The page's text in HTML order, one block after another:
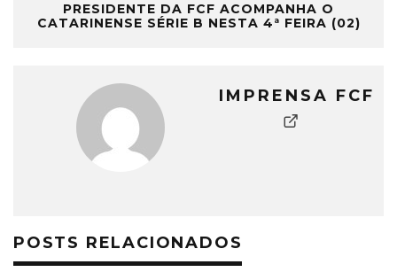
PRESIDENTE DA FCF ACOMPANHA O
CATARINENSE SÉRIE B NESTA 4ª FEIRA (02)
IMPRENSA FCF
POSTS RELACIONADOS